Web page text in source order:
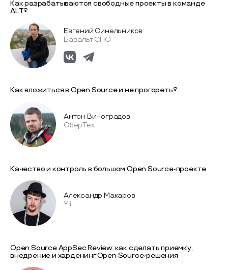
Как разрабатываются свободные проекты в команде
ALT?
Евгений Синельников
Базальт СПО
Как вложиться в Open Source и не прогореть?
Антон Виноградов
СберТех
Качество и контроль в большом Open Source-проекте
Александр Макаров
Yii
Open Source AppSec Review: как сделать приемку,
внедрение и харденинг Open Source-решения